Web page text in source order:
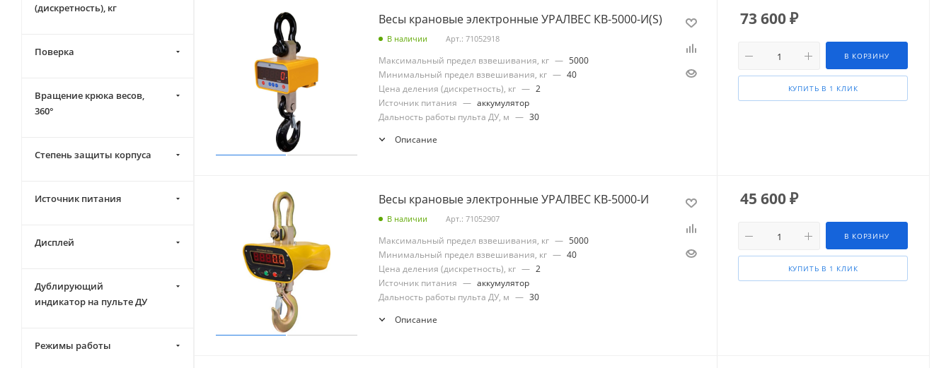
Весы крановые электронные УРАЛВЕС КВ-5000-И(S)
В наличии Арт.: 71052918
Максимальный предел взвешивания, кг — 5000
Минимальный предел взвешивания, кг — 40
Цена деления (дискретность), кг — 2
Источник питания — аккумулятор
Дальность работы пульта ДУ, м — 30
Описание
73 600₽
В КОРЗИНУ
КУПИТЬ В 1 КЛИК
Весы крановые электронные УРАЛВЕС КВ-5000-И
В наличии Арт.: 71052907
Максимальный предел взвешивания, кг — 5000
Минимальный предел взвешивания, кг — 40
Цена деления (дискретность), кг — 2
Источник питания — аккумулятор
Дальность работы пульта ДУ, м — 30
Описание
45 600₽
В КОРЗИНУ
КУПИТЬ В 1 КЛИК
5000 (35)
7500 (
12000 (6)
30000 (11)
(дискретность), кг
Поверка
Вращение крюка весов,
360°
Степень защиты корпуса
Источник питания
Дисплей
Дублирующий
индикатор на пульте ДУ
Режимы работы